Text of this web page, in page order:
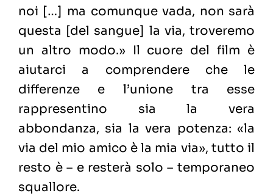
noi […] ma comunque vada, non sarà
questa [del sangue] la via, troveremo
un altro modo.» Il cuore del film è
aiutarci a comprendere che le
differenze e l’unione tra esse
rappresentino sia la vera
abbondanza, sia la vera potenza: «la
via del mio amico è la mia via», tutto il
resto è – e resterà solo – temporaneo
squallore.